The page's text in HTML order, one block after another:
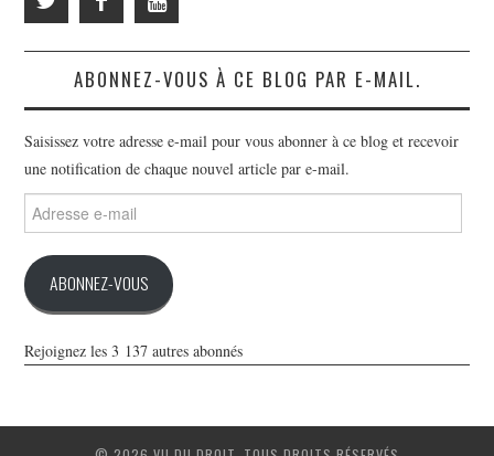
ABONNEZ-VOUS À CE BLOG PAR E-MAIL.
Saisissez votre adresse e-mail pour vous abonner à ce blog et recevoir
une notification de chaque nouvel article par e-mail.
e-
ABONNEZ-VOUS
Rejoignez les 3 137 autres abonnés